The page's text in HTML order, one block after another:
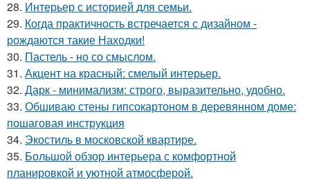
28. Интерьер с историей для семьи.
29. Когда практичность встречается с дизайном -
рождаются такие Находки!
30. Пастель - но со смыслом.
31. Акцент на красный: смелый интерьер.
32. Дарк - минимализм: строго, выразительно, удобно.
33. Обшиваю стены гипсокартоном в деревянном доме:
пошаговая инструкция
34. Экостиль в московской квартире.
35. Большой обзор интерьера с комфортной
планировкой и уютной атмосферой.